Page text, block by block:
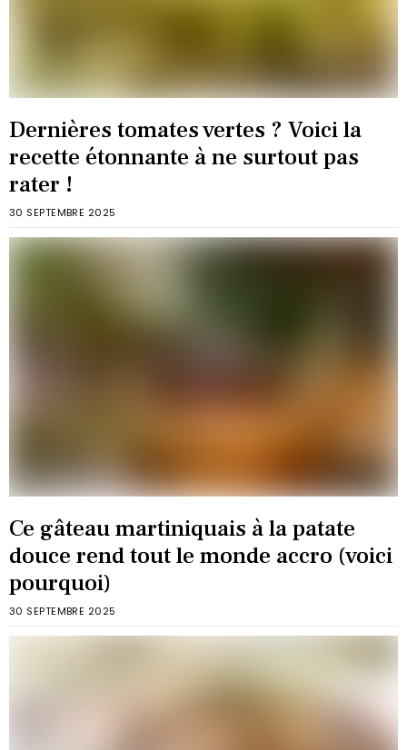
Dernières tomates vertes ? Voici la
recette étonnante à ne surtout pas
rater !
30 SEPTEMBRE 2025
Ce gâteau martiniquais à la patate
douce rend tout le monde accro (voici
pourquoi)
30 SEPTEMBRE 2025